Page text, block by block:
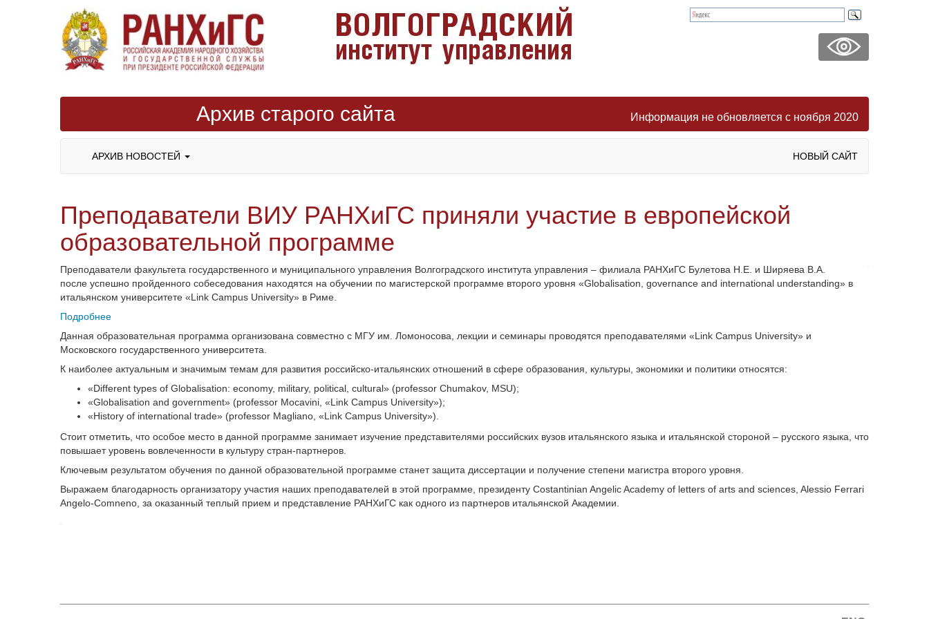
Архив старого сайта Информация не обновляется с ноября 2020
АРХИВ НОВОСТЕЙ НОВЫЙ САЙТ
Преподаватели ВИУ РАНХиГС приняли участие в европейской
образовательной программе
Преподаватели факультета государственного и муниципального управления Волгоградского института управления – филиала РАНХиГС Булетова Н.Е. и Ширяева В.А.
после успешно пройденного собеседования находятся на обучении по магистерской программе второго уровня «Globalisation, governance and international understanding» в
итальянском университете «Link Campus University» в Риме.
Подробнее
Данная образовательная программа организована совместно с МГУ им.
Ломоносова, лекции и семинары проводятся преподавателями «Link Campus University» и
Московского государственного университета.
К наиболее актуальным и значимым темам для развития российско-итальянских отношений в сфере образования, культуры, экономики и политики относятся:
«Different types of Globalisation: economy, military, political, cultural» (professor Chumakov, MSU);
«Globalisation and government» (professor Mocavini, «Link Campus University»);
«History of international trade» (professor Magliano, «Link Campus University»).
Стоит отметить, что особое место в данной программе занимает изучение представителями российских вузов итальянского языка и итальянской стороной – русского языка, что
повышает уровень вовлеченности в культуру стран-партнеров.
Ключевым результатом обучения по данной образовательной программе станет защита диссертации и получение степени магистра второго уровня.
Выражаем благодарность организатору участия наших преподавателей в этой программе, президенту Costantinian Angelic Academy of letters of arts and sciences, Alessio Ferrari
Angelo-Comneno, за оказанный теплый прием и представление РАНХиГС как одного из партнеров итальянской Академии.